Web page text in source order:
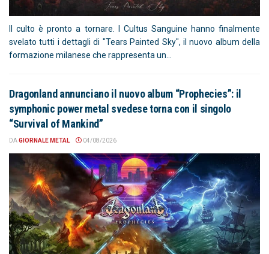
Il culto è pronto a tornare. I Cultus Sanguine hanno finalmente
svelato tutti i dettagli di "Tears Painted Sky", il nuovo album della
formazione milanese che rappresenta un...
Dragonland annunciano il nuovo album “Prophecies”: il
symphonic power metal svedese torna con il singolo
“Survival of Mankind”
DAGIORNALE METAL 04/08/2026